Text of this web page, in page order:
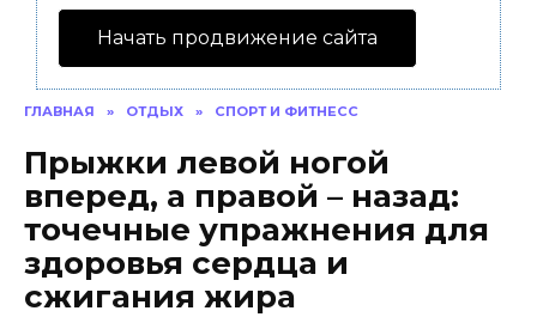
Начать продвижение сайта
ГЛАВНАЯ » ОТДЫХ » СПОРТ И ФИТНЕСС
Прыжки левой ногой
вперед, а правой – назад:
точечные упражнения для
здоровья сердца и
сжигания жира